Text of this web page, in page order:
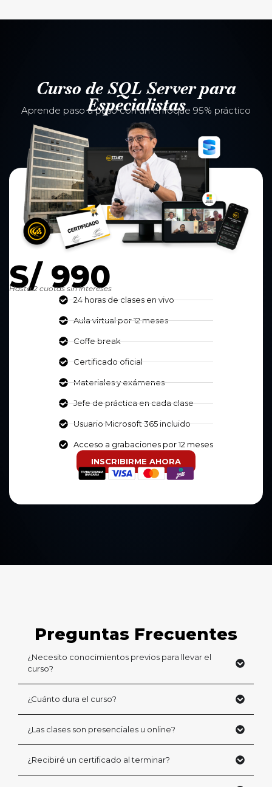
Curso de SQL Server para
Especialistas
Aprende paso a paso con un enfoque 95% práctico
S/ 990
Hasta 2 cuotas sin intereses
24 horas de clases en vivo
Aula virtual por 12 meses
Coffe break
Certificado oficial
Materiales y exámenes
Jefe de práctica en cada clase
Usuario Microsoft 365 incluido
Acceso a grabaciones por 12 meses
INSCRIBIRME AHORA
Preguntas Frecuentes
¿Necesito conocimientos previos para llevar el
curso?
¿Cuánto dura el curso?
¿Las clases son presenciales u online?
¿Recibiré un certificado al terminar?